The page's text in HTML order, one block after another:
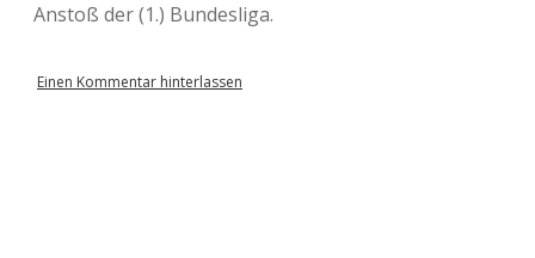
Anstoß der (1.) Bundesliga.
Einen Kommentar hinterlassen